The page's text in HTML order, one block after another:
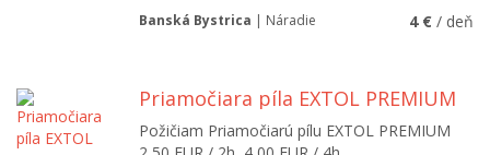
4 € / deň
Banská Bystrica | Náradie
Priamočiara píla EXTOL PREMIUM
Požičiam Priamočiarú pílu EXTOL PREMIUM